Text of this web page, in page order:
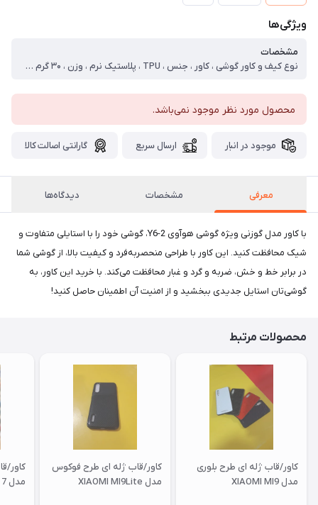
ویژگی‌ها
مشخصات
نوع کیف و کاور گوشی ، کاور ، جنس ، TPU ، پلاستیک نرم ، وزن ، ۳۰ گرم ، سازگار با گوشی موبایل ، Y6-2 ، ساختار ، مات ، سطح پوشش ، قاب پشتی ، لبه بالایی ، لبه پایینی ، لبه چپ ، لبه راست ، حفاظت از دکمه‌ها ، ویژگی‌های کیف و کاور ، لبه های برجسته برای محافظت دوربین ، لبه های برجسته برای محافظت صفحه نمایش ، مقاوم در برابر خط و خش ، پشتیبانی از شارژ بی‌سیم ، سایر توضیحات ، جنس پارچه درجه یک . دوخت تمیز و مقاوم . انعطاف پذیر . دسترسی اسان به درگاه ها . مقاوم در برابر خط و خش . چرم مصنوعی . محافظ لنز
محصول مورد نظر موجود نمی‌باشد.
موجود در انبار ارسال سریع گارانتی اصالت کالا
معرفی مشخصات دیدگاه‌ها
با کاور مدل گوزنی ویژه گوشی هوآوی Y6-2، گوشی خود را با استایلی متفاوت و
شیک محافظت کنید. این کاور با طراحی منحصربه‌فرد و کیفیت بالا، از گوشی شما
در برابر خط و خش، ضربه و گرد و غبار محافظت می‌کند. با خرید این کاور، به
گوشی‌تان استایل جدیدی ببخشید و از امنیت آن اطمینان حاصل کنید!
محصولات مرتبط
کاور/قاب ژله ای طرح بلوری
مدل XIAOMI MI9
کاور/قاب ژله ای طرح فوکوس
مدل XIAOMI MI9Lite
کاور/
مدل XIAOMI RM 7